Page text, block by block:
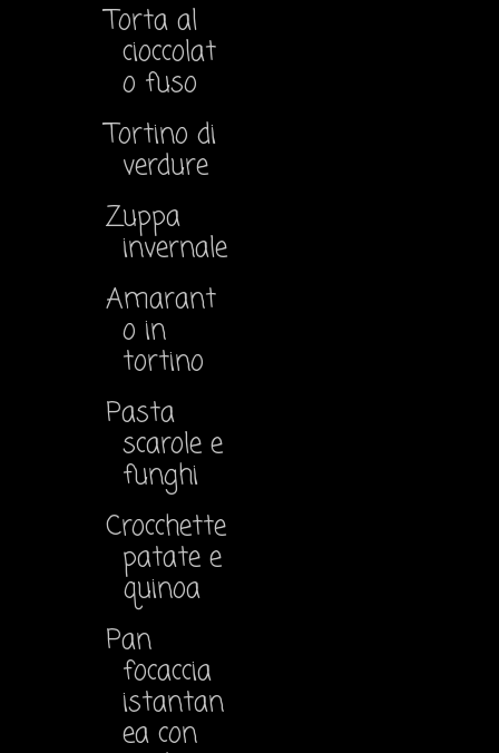
Torta al
cioccolat
o fuso
Tortino di
verdure
Zuppa
invernale
Amarant
o in
tortino
Pasta
scarole e
funghi
Crocchette
patate e
quinoa
Pan
focaccia
istantan
ea con